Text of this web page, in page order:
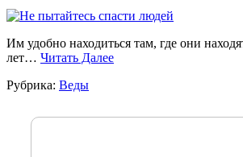
Им удобно находиться там, где они
лет… Читать Далее
Рубрика: Веды